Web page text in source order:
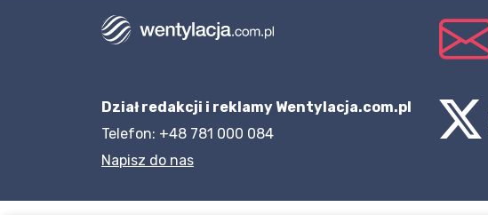
Dział redakcji i reklamy Wentylacja.com.pl
Telefon: +48 781 000 084
Napisz do nas